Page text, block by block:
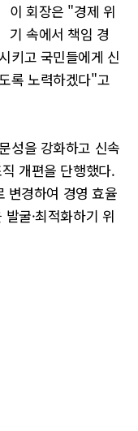
이 회장은 "경제 위
기 속에서 책임 경
키고 국민들에게 신
록 노력하겠다"고
성을 강화하고 신속
개편을 단행했다.
변경하여 경영 효율
굴·최적화하기 위